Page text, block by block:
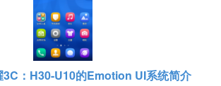
3C：H30-U10的Emotion UI系统简介